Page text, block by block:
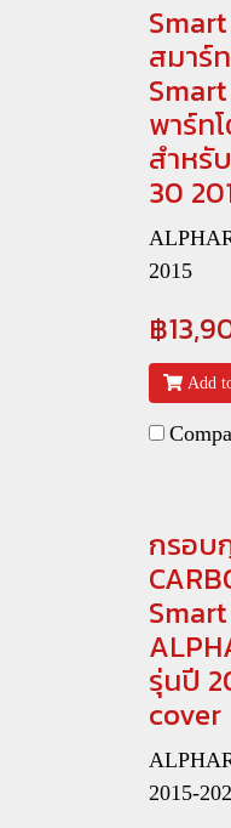
สมาร์
พาร์ท
สำหรั
30
2015
฿
Add
กรอบ
รุ่นปี
cover
2015-